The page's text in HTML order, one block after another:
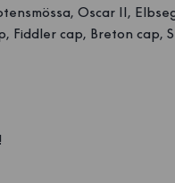
Oscar II,
Fiddler cap, Breton cap,
!